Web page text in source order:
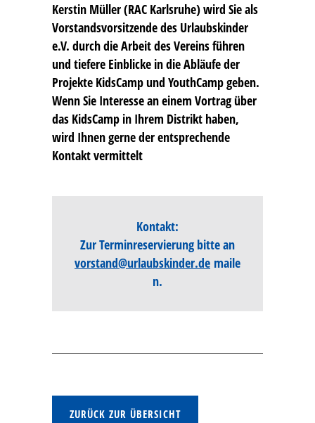
Kerstin Müller(RAC Karlsruhe) wird Sie als
Vorstandsvorsitzende des Urlaubskinder
e.V. durch die Arbeit des Vereins führen
und tiefere Einblicke in die Abläufe der
Projekte KidsCamp und YouthCamp geben.
Wenn Sie Interesse an einem Vortrag über
das KidsCamp in Ihrem Distrikt haben,
wird Ihnen gerne der entsprechende
Kontakt vermittelt
Kontakt:
Zur Terminreservierung bitte an
vorstand@urlaubskinder.de maile
n.
ZURÜCK ZUR ÜBERSICHT